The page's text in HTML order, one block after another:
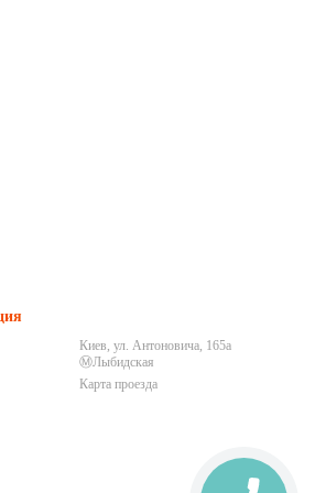
Киев, ул. Антоновича, 165а
Ⓜ️Лыбидская
Карта проезда